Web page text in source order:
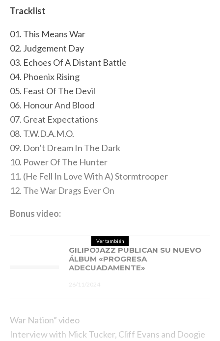
Tracklist
01. This Means War
02. Judgement Day
03. Echoes Of A Distant Battle
04. Phoenix Rising
05. Feast Of The Devil
06. Honour And Blood
07. Great Expectations
08. T.W.D.A.M.O.
09. Don’t Dream In The Dark
10. Power Of The Hunter
11. (He Fell In Love With A) Stormtrooper
12. The War Drags Ever On
Bonus video:
Ver también
GILIPOJAZZ PUBLICAN SU NUEVO
ÁLBUM «PROGRESA
ADECUADAMENTE»
26/11/2024
War Nation” video
Interview with Mick Tucker, Cliff Evans and Doogie